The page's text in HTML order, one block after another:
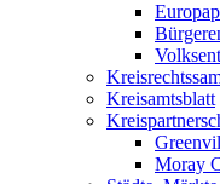
Kreisamtsblatt
Moray